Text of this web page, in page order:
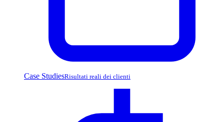
Case StudiesRisultati reali dei clienti